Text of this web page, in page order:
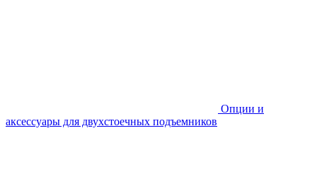
Опции и
аксессуары для двухстоечных подъемников